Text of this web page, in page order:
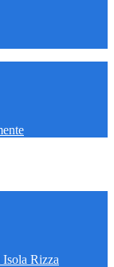
Rizza